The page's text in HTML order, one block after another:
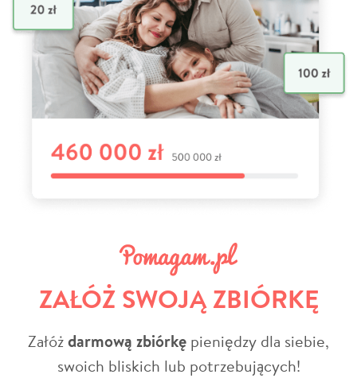
ZAŁÓŻ SWOJĄ ZBIÓRKĘ
Załóżdarmową zbiórkę pieniędzy dla siebie,
swoich bliskich lub potrzebujących!